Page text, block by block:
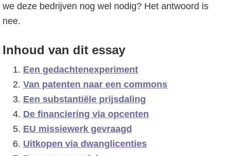
g
a
we deze bedrijven nog wel nodig? Het antwoord is
nee.
Inhoud van dit essay
Een gedachtenexperiment
Van patenten naar een commons
Een substantiële prijsdaling
De financiering via opcenten
EU missiewerk gevraagd
Uitkopen via dwanglicenties